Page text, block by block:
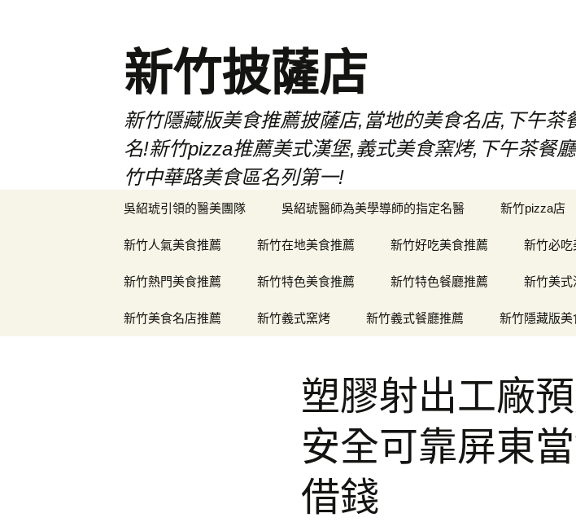
新竹披薩店
新竹隱藏版美食推薦披薩店,當地的美食名店,下午
名!新竹pizza推薦美式漢堡,義式美食窯烤,下午茶餐
竹中華路美食區名列第一!
吳紹琥引領的醫美團隊 吳紹琥醫師為美學導師的指定名醫 新竹pizza店
新竹人氣美食推薦 新竹在地美食推薦 新竹好吃美食推薦 新竹必吃
新竹熱門美食推薦 新竹特色美食推薦 新竹特色餐廳推薦 新竹美式
新竹美食名店推薦 新竹義式窯烤 新竹義式餐廳推薦 新竹隱藏版美
塑膠射出工廠
安全可靠屏東
借錢